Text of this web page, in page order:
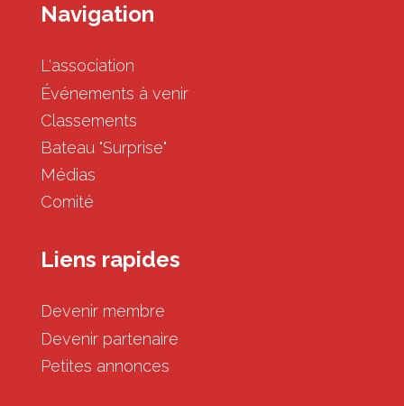
Navigation
L'association
Événements à venir
Classements
Bateau "Surprise"
Médias
Comité
Liens rapides
Devenir membre
Devenir partenaire
Petites annonces